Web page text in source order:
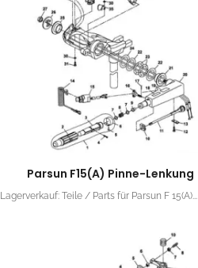
Parsun F15(A) Pinne-Lenkung
Lagerverkauf: Teile / Parts für Parsun F 15(A)...